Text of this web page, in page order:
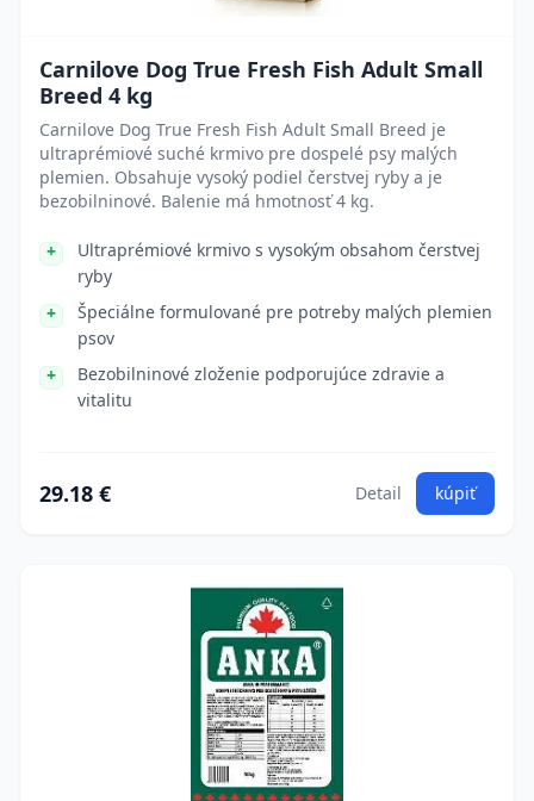
Carnilove Dog True Fresh Fish Adult Small
Breed 4 kg
Carnilove Dog True Fresh Fish Adult Small Breed je
ultraprémiové suché krmivo pre dospelé psy malých
plemien. Obsahuje vysoký podiel čerstvej ryby a je
bezobilninové. Balenie má hmotnosť 4 kg.
Ultraprémiové krmivo s vysokým obsahom čerstvej
ryby
Špeciálne formulované pre potreby malých plemien
psov
Bezobilninové zloženie podporujúce zdravie a
vitalitu
29.18 € Detail kúpiť